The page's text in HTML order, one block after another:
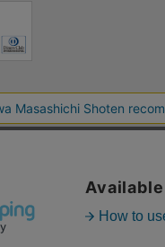
シーポリシー